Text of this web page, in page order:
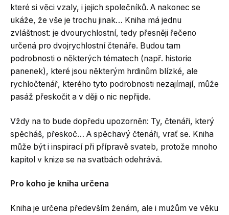
které si věci vzaly, i jejich společníků. A nakonec se
ukáže, že vše je trochu jinak… Kniha má jednu
zvláštnost: je dvourychlostní, tedy přesněji řečeno
určená pro dvojrychlostní čtenáře. Budou tam
podrobnosti o některých tématech (např. historie
panenek), které jsou některým hrdinům blízké, ale
rychločtenář, kterého tyto podrobnosti nezajímají, může
pasáž přeskočit a v ději o nic nepřijde.
Vždy na to bude dopředu upozorněn: Ty, čtenáři, který
spěcháš, přeskoč… A spěchavý čtenáři, vrať se. Kniha
může být i inspirací při přípravě svateb, protože mnoho
kapitol v knize se na svatbách odehrává.
Pro koho je kniha určena
Kniha je určena především ženám, ale i mužům ve věku